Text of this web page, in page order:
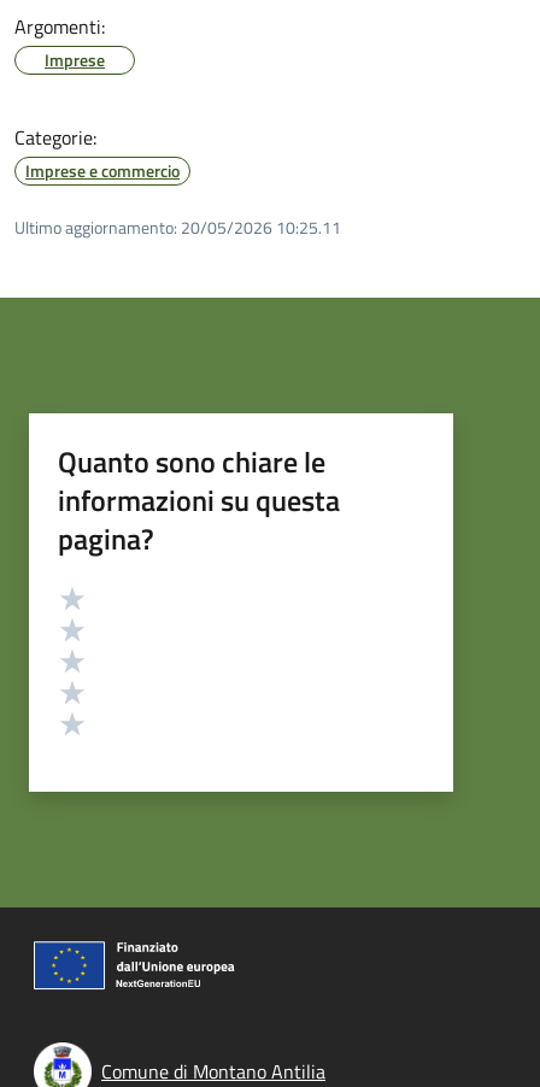
Argomenti:
Imprese
Categorie:
Imprese e commercio
Ultimo aggiornamento: 20/05/2026 10:25.11
Quanto sono chiare le
informazioni su questa
pagina?
Valutazione
Comune di Montano Antilia